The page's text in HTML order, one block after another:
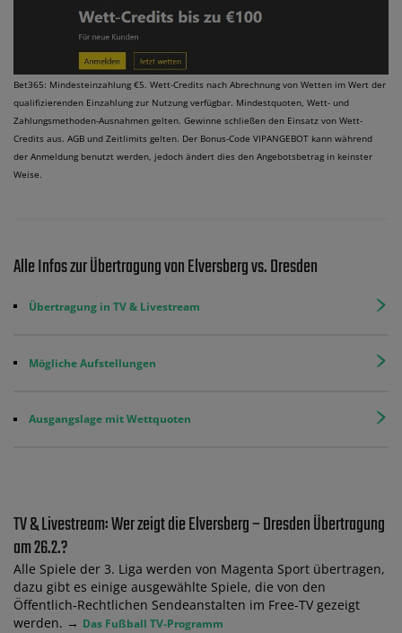
Bet365: Mindesteinzahlung €5. Wett-Credits nach Abrechnung von Wetten im Wert der
qualifizierenden Einzahlung zur Nutzung verfügbar. Mindestquoten, Wett- und
Zahlungsmethoden-Ausnahmen gelten. Gewinne schließen den Einsatz von Wett-
Credits aus. AGB und Zeitlimits gelten. Der Bonus-Code VIPANGEBOT kann während
der Anmeldung benutzt werden, jedoch ändert dies den Angebotsbetrag in keinster
Weise.
Alle Infos zur Übertragung von Elversberg vs. Dresden
Übertragung in TV & Livestream
Mögliche Aufstellungen
Ausgangslage mit Wettquoten
TV & Livestream: Wer zeigt die Elversberg – Dresden Übertragung
am 26.2.?
Alle Spiele der 3. Liga werden von Magenta Sport übertragen,
dazu gibt es einige ausgewählte Spiele, die von den
Öffentlich-Rechtlichen Sendeanstalten im Free-TV gezeigt
werden. → Das Fußball TV-Programm